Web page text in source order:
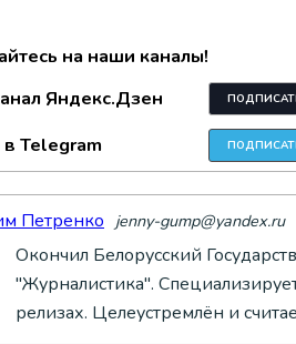
на наши каналы!
Яндекс.Дзен
в Telegram
Петренко jenny-gump@yandex.ru
Окончил Белорусский
"Журналистика".
релизах. Целеустремлён и